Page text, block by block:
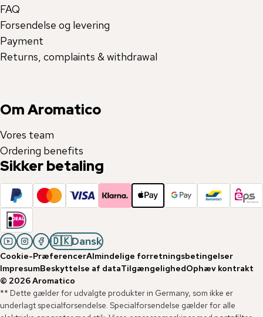
FAQ
Forsendelse og levering
Payment
Returns, complaints & withdrawal
Om Aromatico
Vores team
Ordering benefits
Sikker betaling
🇩🇰Dansk
Cookie-PræferencerAlmindelige forretningsbetingelser
ImpresumBeskyttelse af dataTilgængelighedOphæv kontrakt
© 2026Aromatico
** Dette gælder for udvalgte produkter in Germany, som ikke er
underlagt specialforsendelse. Specialforsendelse gælder for alle